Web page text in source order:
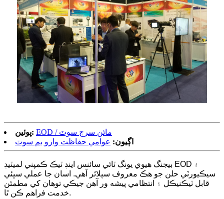
پوئين:
EOD / مائن سرچ سوٽ
اڳيون: عوامي حفاظت وارو بم سوٽ
بيجنگ هيوي يونگ ٽائي سائنس اينڊ ٽيڪ ڪمپني لميٽيڊ EOD ۽
سيڪيورٽي حلن جو هڪ معروف سپلائر آهي. اسان جا عملي سڀئي
قابل ٽيڪنيڪل ۽ انتظامي پيشه ور آهن جيڪي توهان کي مطمئن
خدمت فراهم ڪن ٿا.